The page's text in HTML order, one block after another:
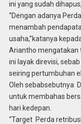
ini yang sudah
“Dengan adanya
menambah
usaha,”katanya
Ariantho mengatakan
ini layak direvisi,
seiring pertumbuhan
Oleh sebabsebutnya
untuk membahas
hari kedepan.
“Target Perda